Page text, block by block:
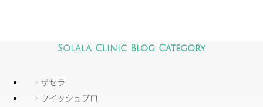
Solala Clinic Blog Category
ザセラ
ウイッシュプロ